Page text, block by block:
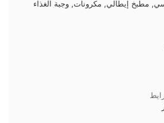
مطبخ إيطالي, مكرونات, وجبة الغذاء